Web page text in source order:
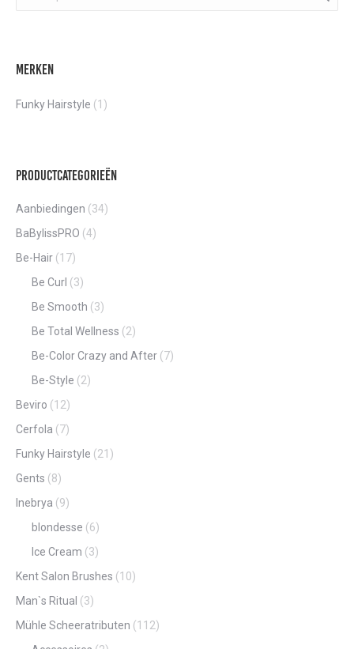
Merken
Funky Hairstyle (1)
Productcategorieën
Aanbiedingen (34)
BaBylissPRO (4)
Be-Hair (17)
Be Curl (3)
Be Smooth (3)
Be Total Wellness (2)
Be-Color Crazy and After (7)
Be-Style (2)
Beviro (12)
Cerfola (7)
Funky Hairstyle (21)
Gents (8)
Inebrya (9)
blondesse (6)
Ice Cream (3)
Kent Salon Brushes (10)
Man`s Ritual (3)
Mühle Scheeratributen (112)